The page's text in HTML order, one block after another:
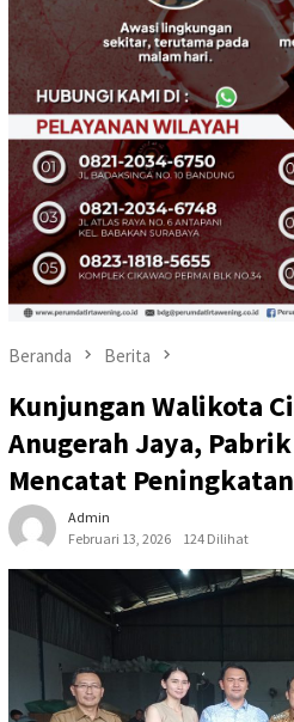
Beranda Berita
Kunjungan Walikota
Anugerah Jaya,
Mencatat
Admin
Februari 13, 2026
124 Dilihat